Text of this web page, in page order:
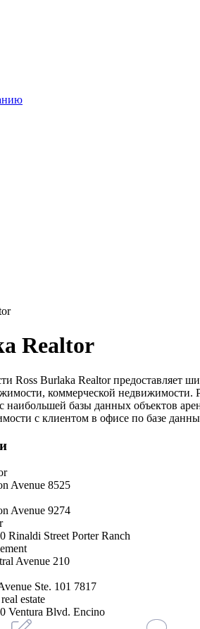
Realtor
Ross Burlaka Realtor предоставляет
коммерческой
базы данных объектов
с клиентом в офисе по базе
Avenue 8525
Avenue 9274
Rinaldi Street Porter Ranch
Avenue 210
Ste. 101 7817
estate
Ventura Blvd. Encino